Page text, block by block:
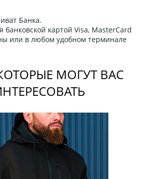
Банка.
банковской картой Visa, MasterCard
или в любом удобном терминале
МОГУТ ВАС